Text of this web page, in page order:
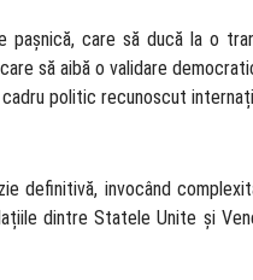
pașnică, care să ducă la o
să aibă o validare
politic recunoscut
definitivă, invocând
dintre Statele Unite și